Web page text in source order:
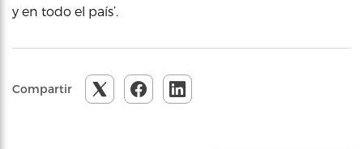
y en todo el país’.
Compartir